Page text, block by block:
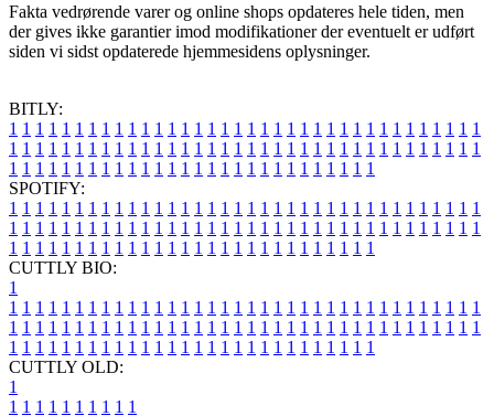
Fakta vedrørende varer og online shops opdateres hele tiden, men
der gives ikke garantier imod modifikationer der eventuelt er udført
siden vi sidst opdaterede hjemmesidens oplysninger.
BITLY:
1 1 1 1 1 1 1 1 1 1 1 1 1 1 1 1 1 1 1 1 1 1 1 1 1 1 1 1 1 1 1 1 1 1 1 1
1 1 1 1 1 1 1 1 1 1 1 1 1 1 1 1 1 1 1 1 1 1 1 1 1 1 1 1 1 1 1 1 1 1 1 1
1 1 1 1 1 1 1 1 1 1 1 1 1 1 1 1 1 1 1 1 1 1 1 1 1 1 1 1
SPOTIFY:
1 1 1 1 1 1 1 1 1 1 1 1 1 1 1 1 1 1 1 1 1 1 1 1 1 1 1 1 1 1 1 1 1 1 1 1
1 1 1 1 1 1 1 1 1 1 1 1 1 1 1 1 1 1 1 1 1 1 1 1 1 1 1 1 1 1 1 1 1 1 1 1
1 1 1 1 1 1 1 1 1 1 1 1 1 1 1 1 1 1 1 1 1 1 1 1 1 1 1 1
CUTTLY BIO:
1
1 1 1 1 1 1 1 1 1 1 1 1 1 1 1 1 1 1 1 1 1 1 1 1 1 1 1 1 1 1 1 1 1 1 1 1
1 1 1 1 1 1 1 1 1 1 1 1 1 1 1 1 1 1 1 1 1 1 1 1 1 1 1 1 1 1 1 1 1 1 1 1
1 1 1 1 1 1 1 1 1 1 1 1 1 1 1 1 1 1 1 1 1 1 1 1 1 1 1 1
CUTTLY OLD:
1
1 1 1 1 1 1 1 1 1 1